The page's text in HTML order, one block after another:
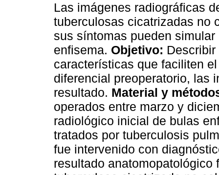
Las imágenes radiográficas
tuberculosas cicatrizadas no
sus síntomas pueden simular
enfisema. Objetivo: Describir
características que faciliten
diferencial preoperatorio, las
resultado. Material y
operados entre marzo y
radiológico inicial de bulas
tratados por tuberculosis
fue intervenido con
resultado